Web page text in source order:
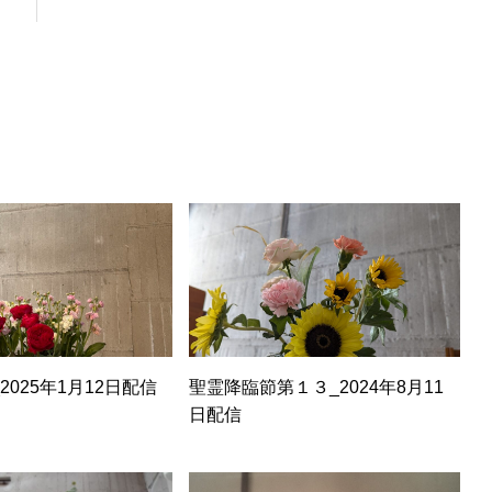
年1月12日配信
聖霊降臨節第１３_2024年8月11
日配信